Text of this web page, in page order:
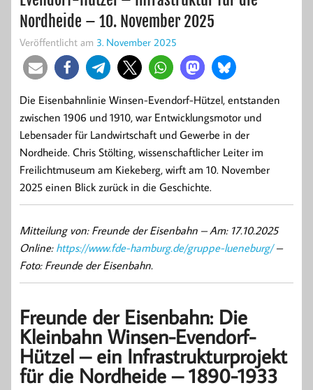
Nordheide – 10. November 2025
Veröffentlicht am 3. November 2025
Die Eisenbahnlinie Winsen-Evendorf-Hützel, entstanden
zwischen 1906 und 1910, war Entwicklungsmotor und
Lebensader für Landwirtschaft und Gewerbe in der
Nordheide. Chris Stölting, wissenschaftlicher Leiter im
Freilichtmuseum am Kiekeberg, wirft am 10. November
2025 einen Blick zurück in die Geschichte.
Mitteilung von: Freunde der Eisenbahn – Am: 17.10.2025
Online: https://www.fde-hamburg.de/gruppe-lueneburg/–
Foto: Freunde der Eisenbahn.
Freunde der Eisenbahn: Die
Kleinbahn Winsen-Evendorf-
Hützel – ein Infrastrukturprojekt
für die Nordheide – 1890-1933